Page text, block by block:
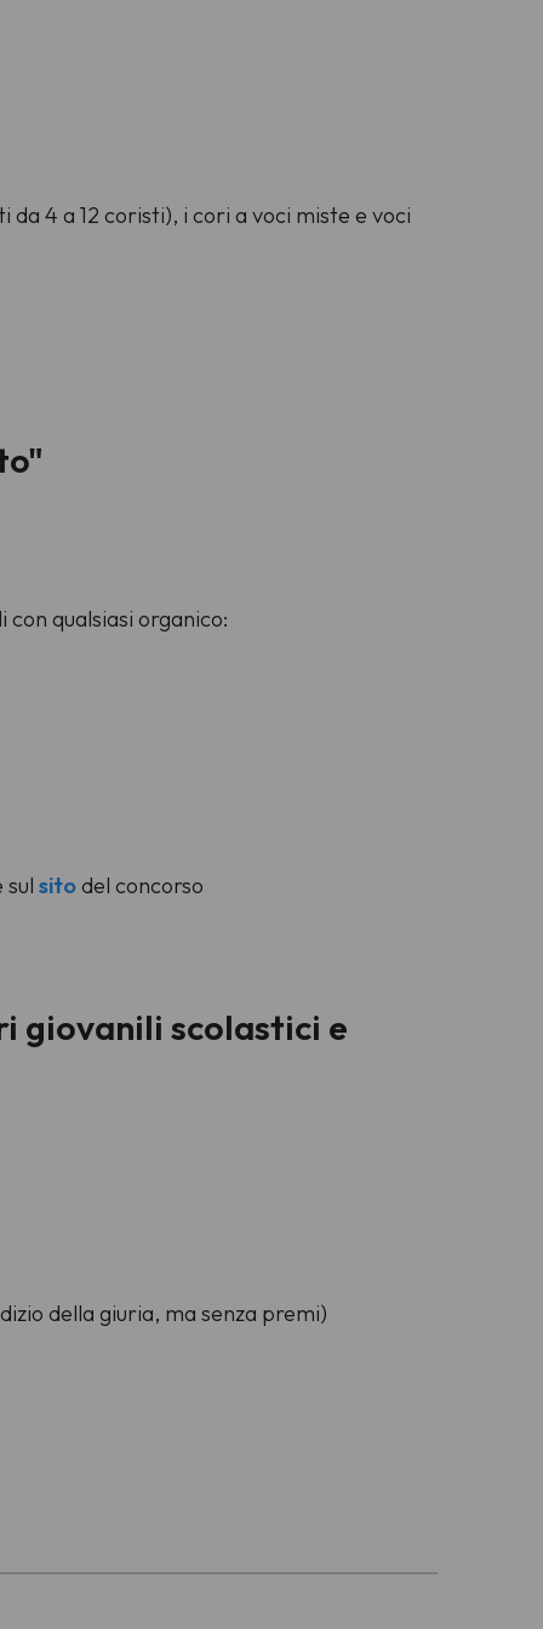
4 a 12 coristi), i cori a voci miste e voci
qualsiasi organico:
sul sitodel concorso
giovanili scolastici e
della giuria, ma senza premi)